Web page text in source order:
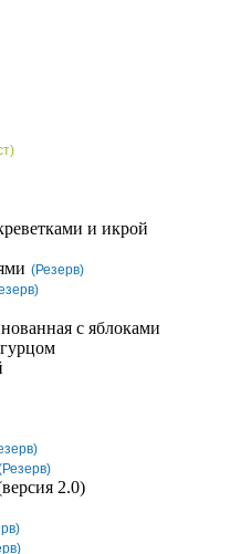
и икрой
(Резерв)
с яблоками
2.0)